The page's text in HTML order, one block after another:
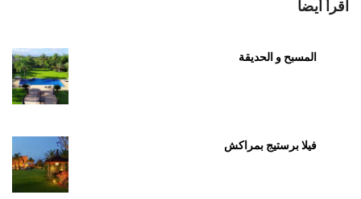
اقرأ أيضا
المسبح و الحديقة
فيلا برستيج بمراكش